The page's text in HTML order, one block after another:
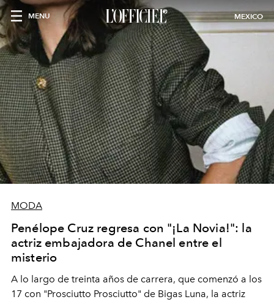
MENU MEXICO
MODA
Penélope Cruz regresa con "¡La Novia!": la
actriz embajadora de Chanel entre el
misterio
A lo largo de treinta años de carrera, que comenzó a los
17 con "Prosciutto Prosciutto" de Bigas Luna, la actriz